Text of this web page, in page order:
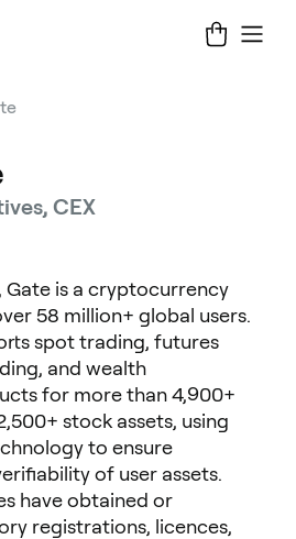
CEX
Gate is a cryptocurrency
58 million+ global users.
spot trading, futures
and wealth
for more than 4,900+
stock assets, using
to ensure
of user assets.
have obtained or
registrations, licences,